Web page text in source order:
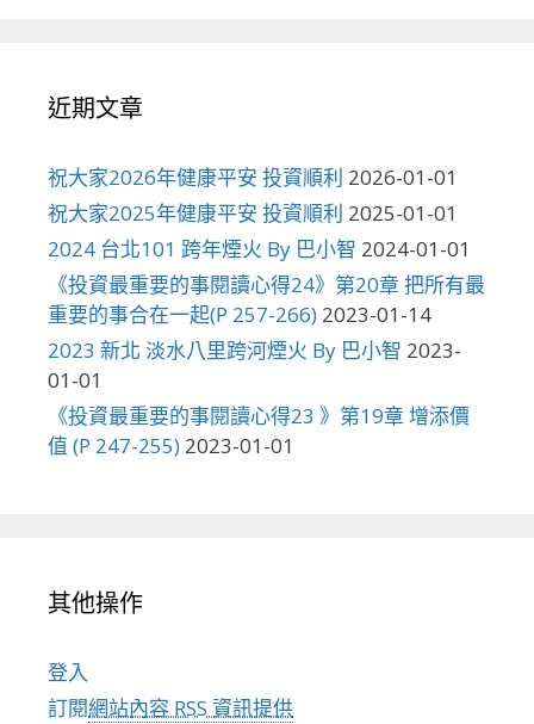
近期文章
祝大家2026年健康平安 投資順利 2026-01-01
祝大家2025年健康平安 投資順利 2025-01-01
2024 台北101 跨年煙火 By 巴小智 2024-01-01
《投資最重要的事閱讀心得24》第20章 把所有最
重要的事合在一起(P 257-266) 2023-01-14
2023 新北 淡水八里跨河煙火 By 巴小智 2023-
01-01
《投資最重要的事閱讀心得23 》第19章 增添價
值 (P 247-255) 2023-01-01
其他操作
登入
訂閱網站內容 RSS 資訊提供